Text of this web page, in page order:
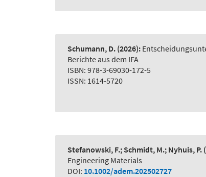
Schumann, D. (2026):
Berichte aus dem IFA
ISBN: 978-3-69030-172-5
ISSN: 1614-5720
Stefanowski, F.; Schmidt, M.; Nyhuis, P.
Engineering Materials
DOI: 10.1002/adem.202502727